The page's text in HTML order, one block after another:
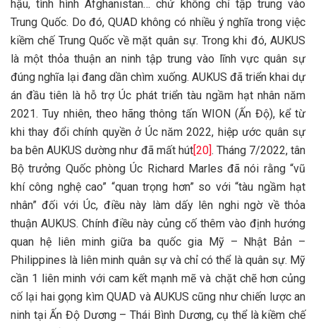
hậu, tình hình Afghanistan… chứ không chỉ tập trung vào
Trung Quốc. Do đó, QUAD không có nhiều ý nghĩa trong việc
kiềm chế Trung Quốc về mặt quân sự. Trong khi đó, AUKUS
là một thỏa thuận an ninh tập trung vào lĩnh vực quân sự
đúng nghĩa lại đang dần chìm xuống. AUKUS đã triển khai dự
án đầu tiên là hỗ trợ Úc phát triển tàu ngầm hạt nhân năm
2021. Tuy nhiên, theo hãng thông tấn WION (Ấn Độ), kể từ
khi thay đổi chính quyền ở Úc năm 2022, hiệp ước quân sự
ba bên AUKUS dường như đã mất hút[20] . Tháng 7/2022, tân
Bộ trưởng Quốc phòng Úc Richard Marles đã nói rằng “vũ
khí công nghệ cao” “quan trọng hơn” so với “tàu ngầm hạt
nhân” đối với Úc, điều này làm dấy lên nghi ngờ về thỏa
thuận AUKUS. Chính điều này củng cố thêm vào định hướng
quan hệ liên minh giữa ba quốc gia Mỹ – Nhật Bản –
Philippines là liên minh quân sự và chỉ có thể là quân sự. Mỹ
cần 1 liên minh với cam kết mạnh mẽ và chặt chẽ hơn củng
cố lại hai gọng kìm QUAD và AUKUS cũng như chiến lược an
ninh tại Ấn Độ Dương – Thái Bình Dương, cụ thể là kiềm chế